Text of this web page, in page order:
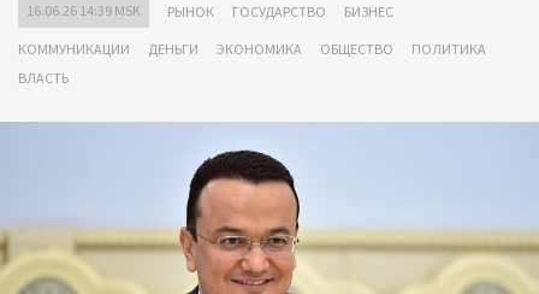
16.06.26 14:39 MSK РЫНОК ГОСУДАРСТВО БИЗНЕС
КОММУНИКАЦИИ ДЕНЬГИ ЭКОНОМИКА ОБЩЕСТВО
ПОЛИТИКА
ВЛАСТЬ